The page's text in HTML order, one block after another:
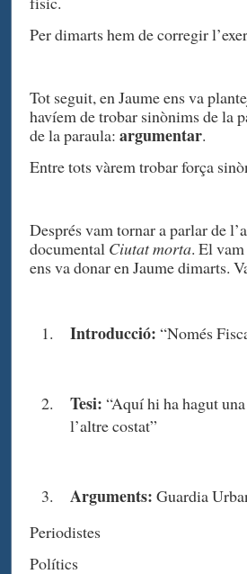
Per dimarts hem de corregir
Tot seguit, en Jaume ens va
havíem de trobar sinònims de la
de la paraula: argumentar.
Entre tots vàrem trobar força
Després vam tornar a parlar de
documental Ciutat morta. El
ens va donar en Jaume dimarts.
Introducció: “Només
Tesi: “Aquí hi ha hagut
l’altre costat”
Arguments: Guardia
Periodistes
Polítics